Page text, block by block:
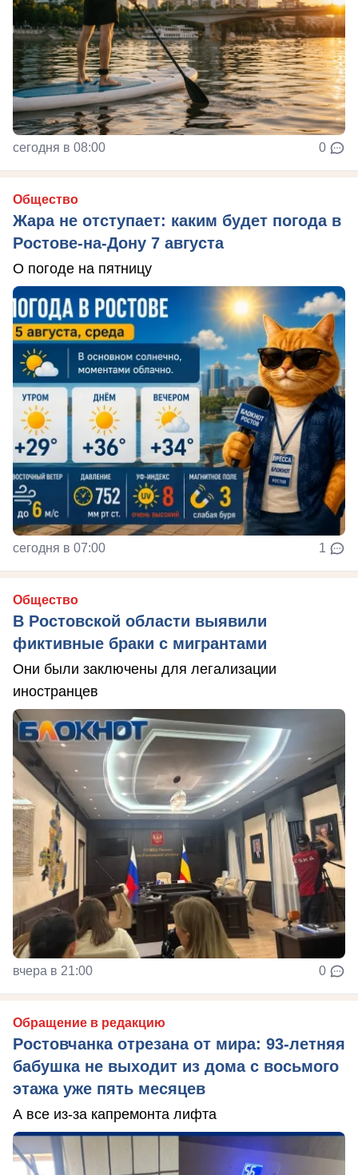
сегодня в 08:00 0
Общество
Жара не отступает: каким будет погода в
Ростове-на-Дону 7 августа
О погоде на пятницу
сегодня в 07:00 1
Общество
В Ростовской области выявили
фиктивные браки с мигрантами
Они были заключены для легализации
иностранцев
вчера в 21:00 0
Обращение в редакцию
Ростовчанка отрезана от мира: 93-летняя
бабушка не выходит из дома с восьмого
этажа уже пять месяцев
А все из-за капремонта лифта